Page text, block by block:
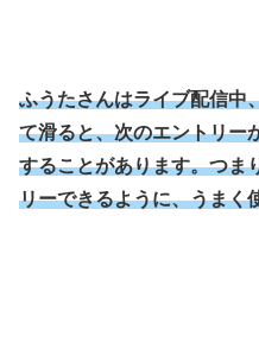
ふうたさんはライブ配信中
て滑ると、次のエントリー
することがあります。つま
リーできるように、うまく